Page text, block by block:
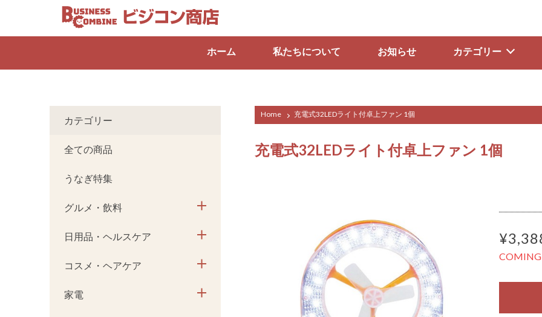
ホーム 私たちについて お知らせ カテゴリー
Home 充電式32LEDライト付卓上ファン 1個
充電式32LEDライト付卓上ファン 1個
COMING
カテゴリー
全ての商品
うなぎ特集
グルメ・飲料
日用品・ヘルスケア
コスメ・ヘアケア
家電